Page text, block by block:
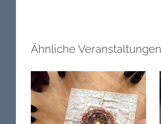
Ähnliche Veranstaltungen